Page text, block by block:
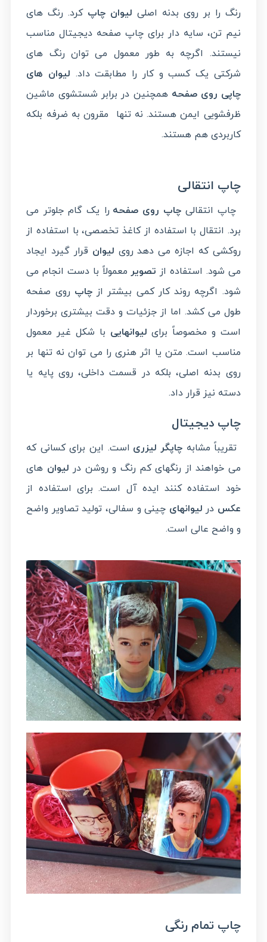
رنگ را بر روی بدنه اصلی لیوان چاپ کرد. رنگ های
نیم تن، سایه دار برای چاپ صفحه دیجیتال مناسب
نیستند. اگرچه به طور معمول می توان رنگ های
شرکتی یک کسب و کار را مطابقت داد. لیوان های
چاپی روی صفحه همچنین در برابر شستشوی ماشین
ظرفشویی ایمن هستند. نه تنها
مقرون به ضرفه بلکه
کاربردی هم هستند.
چاپ انتقالی
چاپ انتقالیچاپ روی صفحه را یک گام جلوتر می
برد. انتقال با استفاده از کاغذ تخصصی، با استفاده از
روکشی که اجازه می دهد روی لیوان قرار گیرد ایجاد
می شود. استفاده از تصویر معمولاً با دست انجام می
شود. اگرچه روند کار کمی بیشتر ازچاپ روی صفحه
طول می کشد. اما از جزئیات و دقت بیشتری برخوردار
است و مخصوصاً برای لیوانهایی با شکل غیر معمول
مناسب است. متن یا اثر هنری را می توان نه تنها بر
روی بدنه اصلی، بلکه در قسمت داخلی، روی پایه یا
دسته نیز قرار داد.
چاپ دیجیتال
تقریباً مشابه چاپگر لیزری است. این برای کسانی که
می خواهند از رنگهای کم رنگ و روشن در لیوان های
خود استفاده کنند ایده آل است. برای استفاده از
عکس در لیوانهای چینی و سفالی، تولید تصاویر واضح
و واضح عالی است.
چاپ تمام رنگی